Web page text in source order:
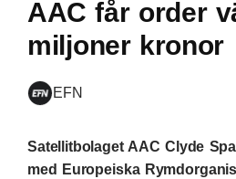
AAC får order
miljoner kronor
EFN
Satellitbolaget AAC Clyde
med Europeiska